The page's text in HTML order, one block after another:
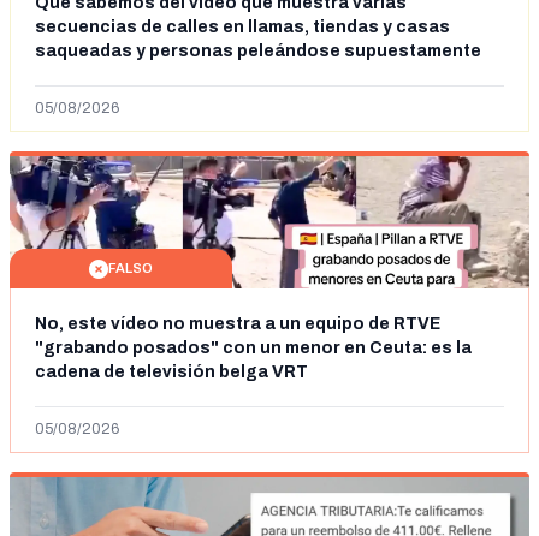
secuencias de calles en llamas, tiendas y casas
saqueadas y personas peleándose supuestamente
situación irregular a Ceuta
05/08/2026
FALSO
No, este vídeo no muestra a un equipo de RTVE
"grabando posados" con un menor en Ceuta: es la
cadena de televisión belga VRT
05/08/2026